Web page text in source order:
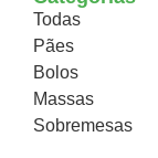
Todas
Pães
Bolos
Massas
Sobremesas